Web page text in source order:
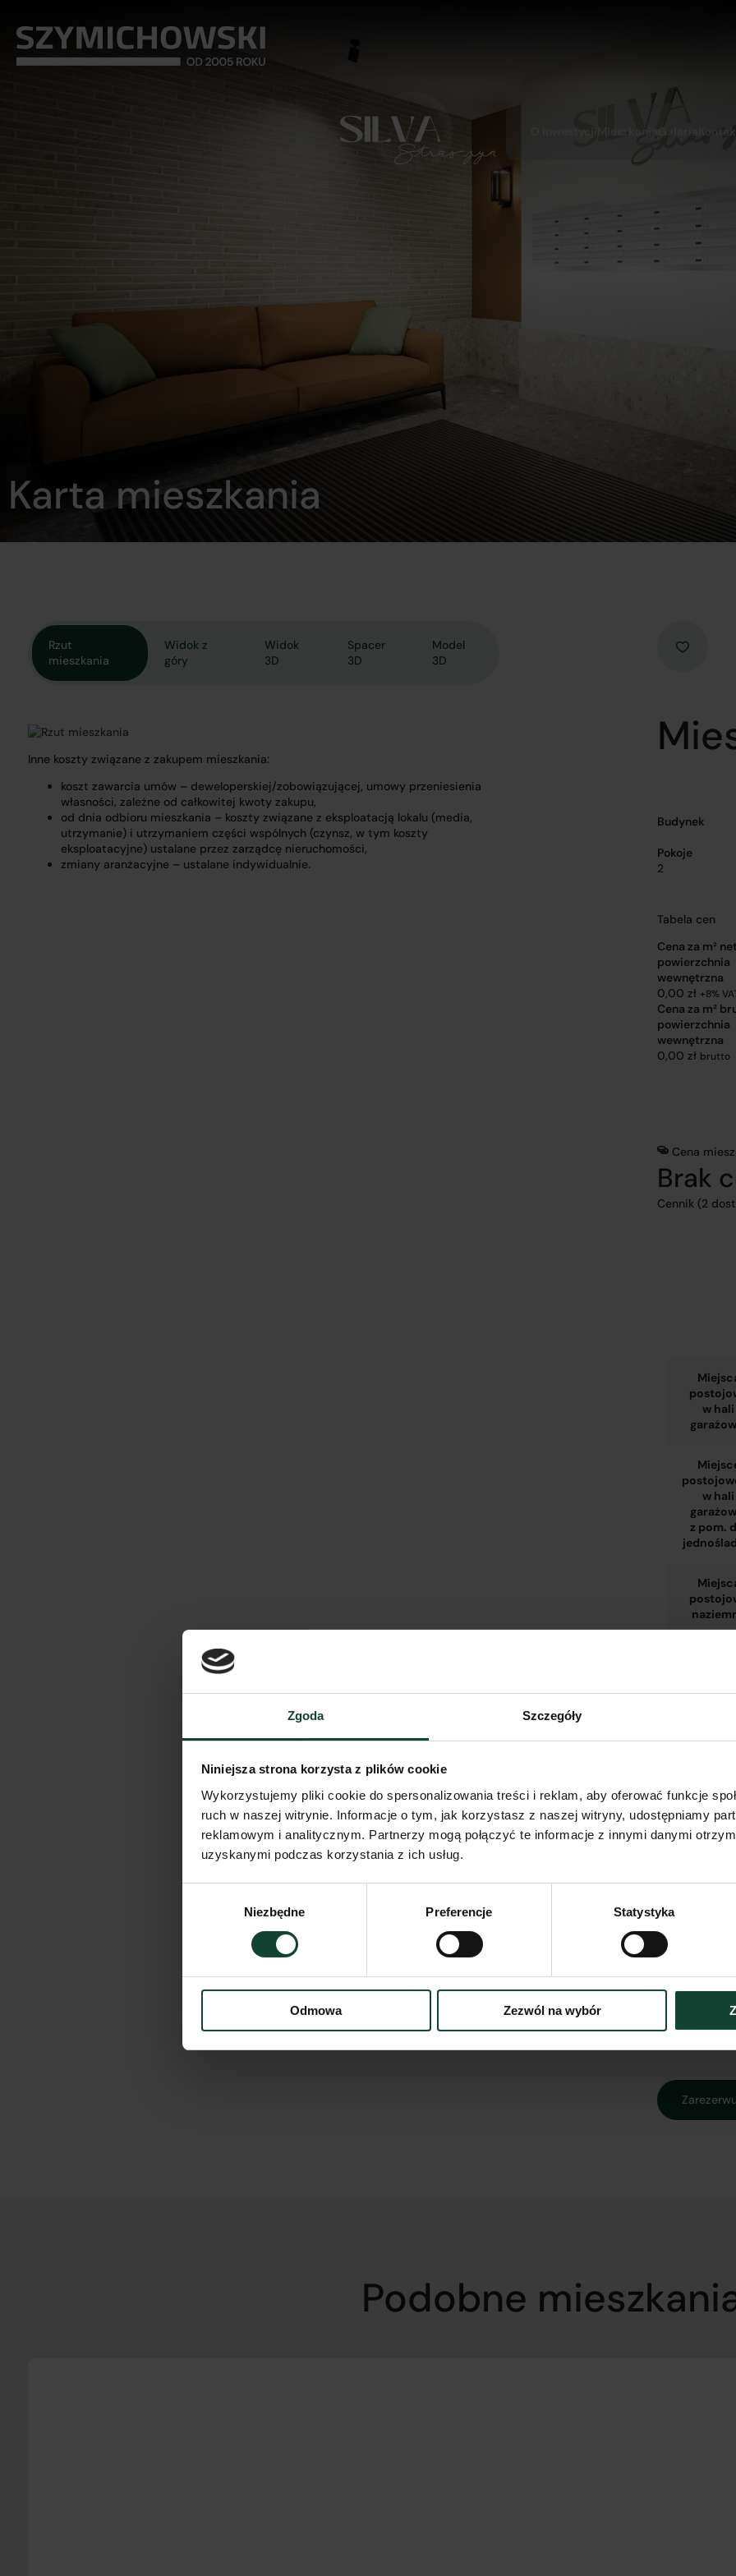
Zgoda Szczegóły
Niniejsza strona korzysta z plików cookie
Wykorzystujemy pliki cookie do spersonalizowania treści i reklam, aby oferować funkcje
ruch w naszej witrynie. Informacje o tym, jak korzystasz z naszej witryny, udostępniamy
reklamowym i analitycznym. Partnerzy mogą połączyć te informacje z innymi danymi
uzyskanymi podczas korzystania z ich usług.
Niezbędne Preferencje Statystyka
Odmowa Zezwól na wybór
Mieszkania Galeria
Karta mieszkania
Rzut
mieszkania
Widok z
góry
Widok
3D
Spacer
3D
Model
3D
Inne koszty związane z zakupem mieszkania:
koszt zawarcia umów – deweloperskiej/zobowiązującej, umowy przeniesienia
własności, zależne od całkowitej kwoty zakupu,
od dnia odbioru mieszkania – koszty związane z eksploatacją lokalu (media,
utrzymanie) i utrzymaniem części wspólnych (czynsz, w tym koszty
eksploatacyjne) ustalane przez zarządcę nieruchomości,
zmiany aranżacyjne – ustalane indywidualnie.
Budynek
Pokoje
2
Tabela cen
Cena za m²
powierzchnia
wewnętrzna
0,00 zł +8%
Cena za m²
powierzchnia
wewnętrzna
0,00 zł brutto
Cena
Brak
Cennik (2
w hali
w hali
z pom.
na
Podobne